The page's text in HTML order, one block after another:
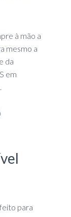
à mão a
mesmo a
da
em
para